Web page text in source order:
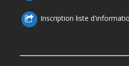
Inscription liste